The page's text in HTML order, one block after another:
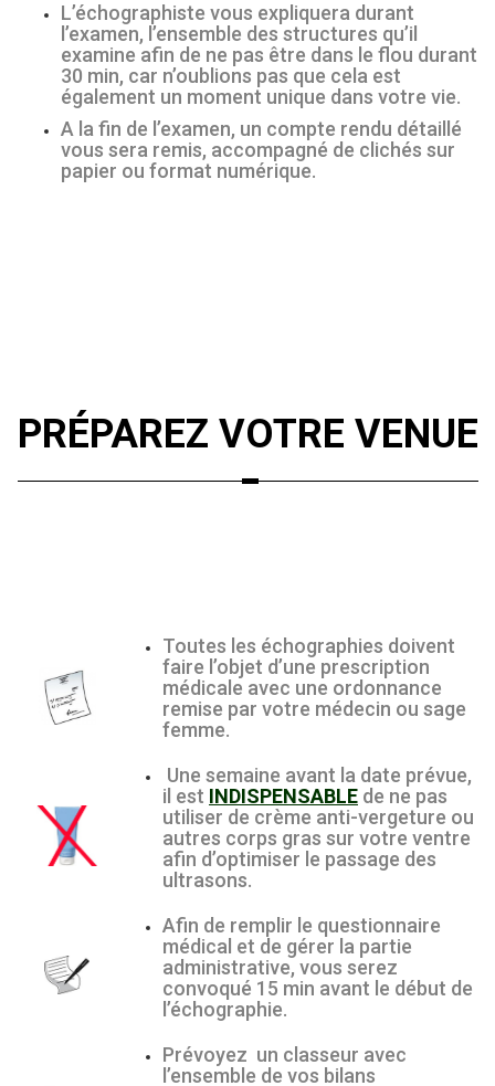
L’échographiste vous expliquera durant
l’examen, l’ensemble des structures qu’il
examine afin de ne pas être dans le flou durant
30 min, car n’oublions pas que cela est
également un moment unique dans votre vie.
A la fin de l’examen, un compte rendu détaillé
vous sera remis, accompagné de clichés sur
papier ou format numérique.
PRÉPAREZ VOTRE VENUE
Toutes les échographies doivent
faire l’objet d’une prescription
médicale avec une ordonnance
remise par votre médecin ou sage
femme.
Une semaine avant la date prévue,
il est INDISPENSABLE de ne pas
utiliser de crème anti-vergeture ou
autres corps gras sur votre ventre
afin d’optimiser le passage des
ultrasons.
Afin de remplir le questionnaire
médical et de gérer la partie
administrative, vous serez
convoqué 15 min avant le début de
l’échographie.
Prévoyez un classeur avec
l’ensemble de vos bilans